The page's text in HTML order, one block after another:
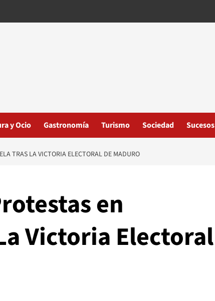
y Ocio Gastronomía Turismo Sociedad Sucesos
TRAS LA VICTORIA ELECTORAL DE MADURO
en
Victoria Electoral